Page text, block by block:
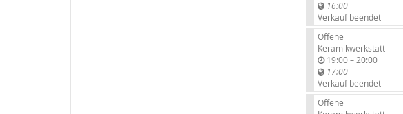
s
16:00
Verkauf beendet
Offene
Keramikwerkstatt
19:00–b
s
20:00
17:00
Verkauf beendet
Offene